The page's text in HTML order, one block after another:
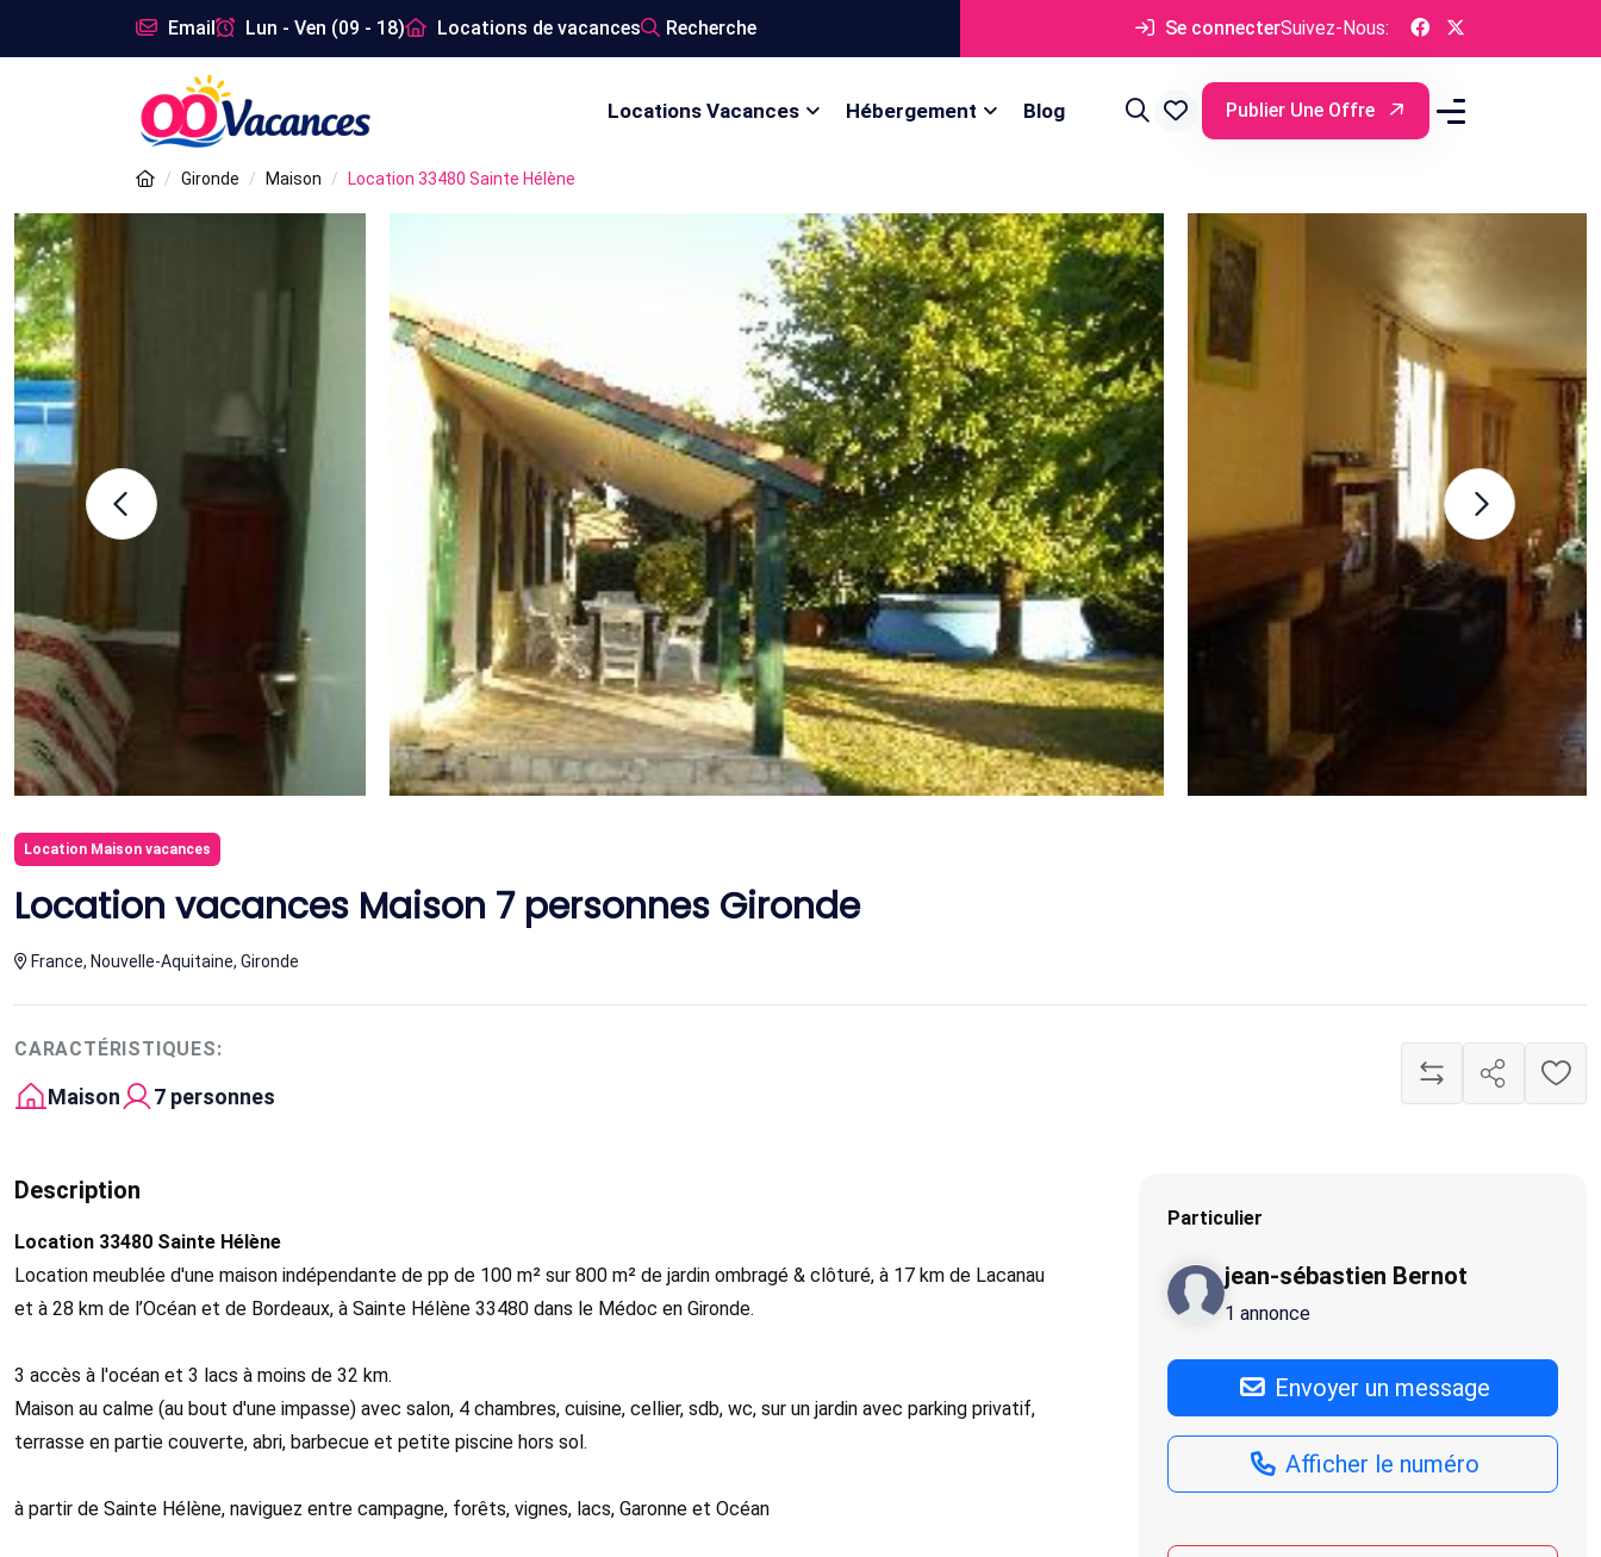
Email Lun - Ven (09 - 18) Locations de vacances Recherche Se connecterSuivez-Nous:
Locations Vacances Hébergement Blog Publier Une Offre
Gironde Maison Location 33480 Sainte Hélène
Location Maison vacances
Location vacances Maison 7 personnes Gironde
France, Nouvelle-Aquitaine, Gironde
CARACTÉRISTIQUES:
Maison 7 personnes
Description
Location 33480 Sainte Hélène
Location meublée d'une maison indépendante de pp de 100 m² sur 800 m² de jardin ombragé & clôturé, à 17 km de Lacanau
et à 28 km de l’Océan et de Bordeaux, à Sainte Hélène 33480 dans le Médoc en Gironde.
3 accès à l'océan et 3 lacs à moins de 32 km.
Maison au calme (au bout d'une impasse) avec salon, 4 chambres, cuisine, cellier, sdb, wc, sur un jardin avec parking privatif,
terrasse en partie couverte, abri, barbecue et petite piscine hors sol.
à partir de Sainte Hélène, naviguez entre campagne, forêts, vignes, lacs, Garonne et Océan
Particulier
jean-sébastien Bernot
1 annonce
Envoyer un message
Afficher le numéro